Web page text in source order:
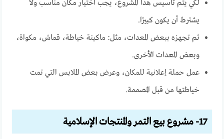
لكي يتم تأسيس هذا المشروع، يجب اختيار مكان مناسب ولا
يشترط أن يكون كبيرًا.
ثم تجهزه ببعض المعدات، مثل: ماكينة خياطة، قماش، مكواة،
وبعض المعدات الأخرى.
عمل حملة إعلانية للمكان، وعرض بعض الملابس التي تمت
خياطتها من قبل المصممة.
17- مشروع بيع التمر والمنتجات الإسلامية